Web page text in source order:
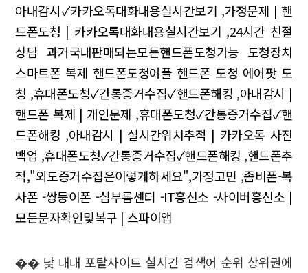
아내감시✓카카오톡대화내용실시간보기 ,가정문제 | 핸
드폰도청 | 카카오톡대화내용실시간보기 ,24시간 친절
상담 과거국내판매되는모든핸드폰도청가능 도청장치
스마트폰 복제 핸드폰도청어플 핸드폰 도청 에어팟 도
청 ,휴대폰도청✓간통증거수집✓핸드폰해킹 ,아내감시 |
핸드폰 복제 | 개인문제 ,휴대폰도청✓간통증거수집✓핸
드폰해킹 ,아내감시 | 실시간위치추적 | 카카오톡 사진
백업 ,휴대폰도청✓간통증거수집✓핸드폰해킹 ,핸드폰추
적,"외도증거수집은이렇게하세요",가정고민 ,좀비폰-복
사폰 -쌍둥이폰 -심부름센터 -IT흥신소 -사이버흥신소 |
모든문자확인및복구 | 스파이앱
�� 낮 내내 포탈사이트 실시간 검색어 순위 상위권에